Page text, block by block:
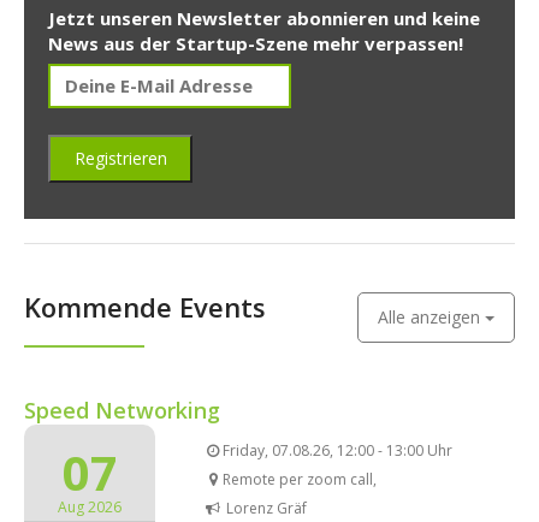
Jetzt unseren Newsletter abonnieren und keine
News aus der Startup-Szene mehr verpassen!
Kommende Events Alle anzeigen
Speed Networking
07
Aug 2026
Friday, 07.08.26, 12:00 - 13:00 Uhr
Remote per zoom call,
Lorenz Gräf